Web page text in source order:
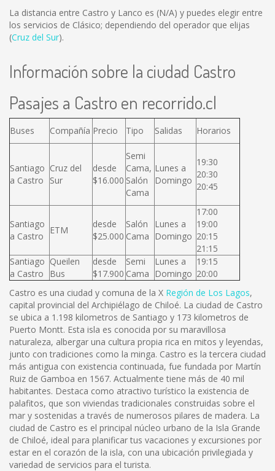
La distancia entre Castro y Lanco es (N/A) y puedes elegir entre
los servicios de Clásico; dependiendo del operador que elijas
(Cruz del Sur).
Información sobre la ciudad Castro
Pasajes a Castro en recorrido.cl
Buses Compañía Precio Tipo Salidas Horarios
Santiago
a Castro
Cruz del
Sur
desde
$16.000
Semi
Cama,
Salón
Cama
Lunes a
Domingo
19:30
20:30
20:45
Santiago
a Castro
ETM
desde
$25.000
Salón
Cama
Lunes a
Domingo
17:00
19:00
20:15
21:15
Santiago
a Castro
Queilen
Bus
desde
$17.900
Semi
Cama
Lunes a
Domingo
19:15
20:00
Castro es una ciudad y comuna de la X Región de Los Lagos,
capital provincial del Archipiélago de Chiloé. La ciudad de Castro
se ubica a 1.198 kilometros de Santiago y 173 kilometros de
Puerto Montt. Esta isla es conocida por su maravillosa
naturaleza, albergar una cultura propia rica en mitos y leyendas,
junto con tradiciones como la minga. Castro es la tercera ciudad
más antigua con existencia continuada, fue fundada por Martín
Ruiz de Gamboa en 1567. Actualmente tiene más de 40 mil
habitantes. Destaca como atractivo turístico la existencia de
palafitos, que son viviendas tradicionales construidas sobre el
mar y sostenidas a través de numerosos pilares de madera. La
ciudad de Castro es el principal núcleo urbano de la Isla Grande
de Chiloé, ideal para planificar tus vacaciones y excursiones por
estar en el corazón de la isla, con una ubicación privilegiada y
variedad de servicios para el turista.